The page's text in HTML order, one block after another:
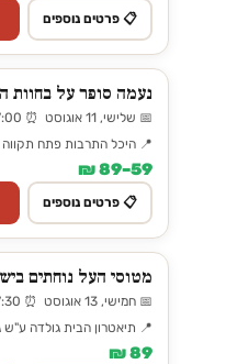
📋 פרטים נוספים
נעמה סופר על בחוות
📅 שלישי, 11 אוגוסט ⏰ 17:00
📍 היכל התרבות פתח תקווה
59–89 ₪
📋 פרטים נוספים
מטוסי העל נוחתים
📅 חמישי, 13 אוגוסט ⏰ 17:30
📍 תיאטרון הבית גולדה ע"ש
89 ₪